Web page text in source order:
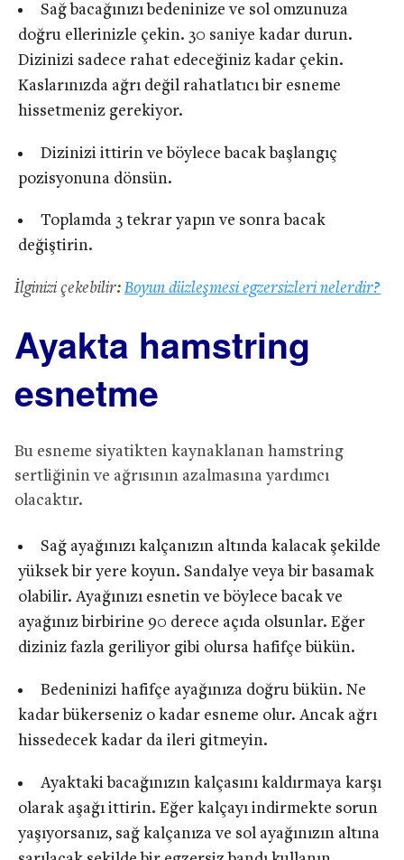
Sağ bacağınızı bedeninize ve sol omzunuza
doğru ellerinizle çekin. 30 saniye kadar durun.
Dizinizi sadece rahat edeceğiniz kadar çekin.
Kaslarınızda ağrı değil rahatlatıcı bir esneme
hissetmeniz gerekiyor.
Dizinizi ittirin ve böylece bacak başlangıç
pozisyonuna dönsün.
Toplamda 3 tekrar yapın ve sonra bacak
değiştirin.
İlginizi çekebilir: Boyun düzleşmesi egzersizleri nelerdir?
Ayakta hamstring
esnetme
Bu esneme siyatikten kaynaklanan hamstring
sertliğinin ve ağrısının azalmasına yardımcı
olacaktır.
Sağ ayağınızı kalçanızın altında kalacak şekilde
yüksek bir yere koyun. Sandalye veya bir basamak
olabilir. Ayağınızı esnetin ve böylece bacak ve
ayağınız birbirine 90 derece açıda olsunlar. Eğer
diziniz fazla geriliyor gibi olursa hafifçe bükün.
Bedeninizi hafifçe ayağınıza doğru bükün. Ne
kadar bükerseniz o kadar esneme olur. Ancak ağrı
hissedecek kadar da ileri gitmeyin.
Ayaktaki bacağınızın kalçasını kaldırmaya karşı
olarak aşağı ittirin. Eğer kalçayı indirmekte sorun
yaşıyorsanız, sağ kalçanıza ve sol ayağınızın altına